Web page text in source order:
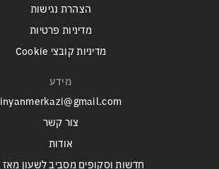
הצהרת נגישות
מדיניות פרטיות
מדיניות קובצי Cookie
מידע
inyanmerkazi@gmail.com
צור קשר
אודות
חדשות וסקופים מסביב לשעון מאז 1999